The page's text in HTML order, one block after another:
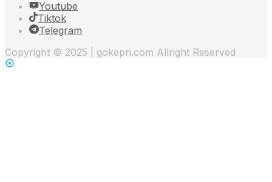
Youtube
Tiktok
Telegram
Copyright © 2025 | gokepri.com Allright Reserved